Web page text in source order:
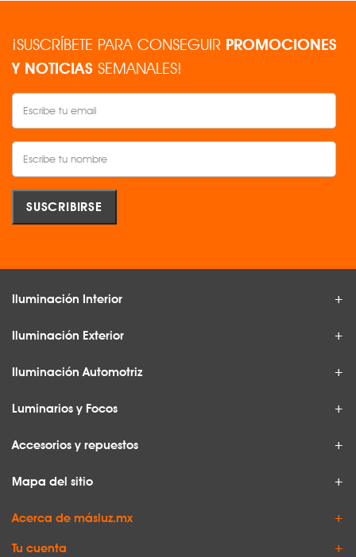
¡SUSCRÍBETE PARA CONSEGUIR PROMOCIONES
Y NOTICIAS SEMANALES!
Iluminación Interior
Iluminación Exterior
Iluminación Automotriz
Luminarios y Focos
Accesorios y repuestos
Mapa del sitio
Acerca de másluz.mx
Tu cuenta